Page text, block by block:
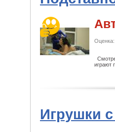
Оценка:
играют
Игрушки